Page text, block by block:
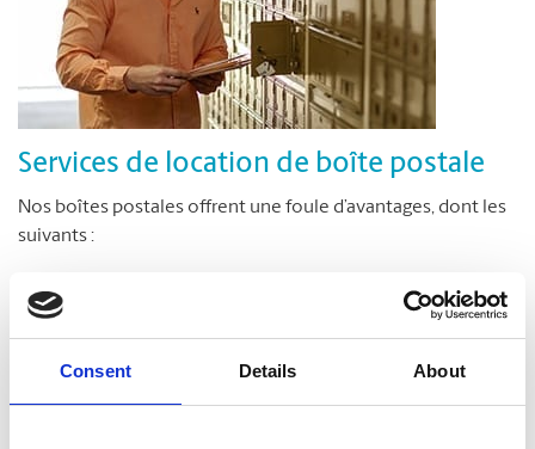
Consent Details About
Services de location de boîte postale
Nos boîtes postales offrent une foule d’avantages, dont les
suivants :
Réception de colis livrés par toutes les entreprises de
messagerie